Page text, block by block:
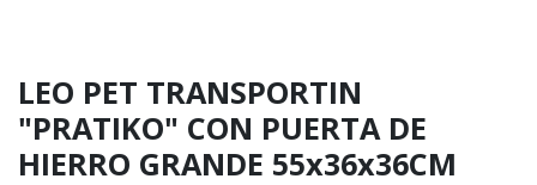
LEO PET TRANSPORTIN
"PRATIKO" CON PUERTA DE
HIERRO GRANDE 55x36x36CM